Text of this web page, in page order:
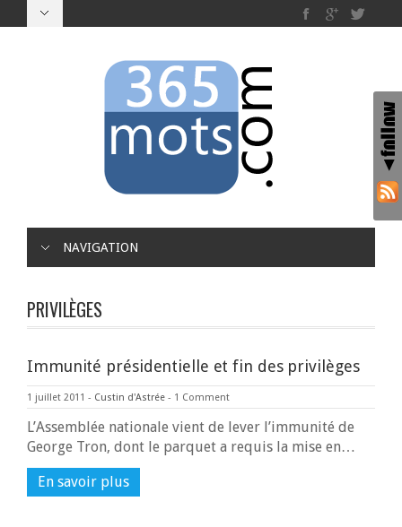
NAVIGATION
PRIVILÈGES
Immunité présidentielle et fin des privilèges
1 juillet 2011 - Custin d'Astrée - 1 Comment
L’Assemblée nationale vient de lever l’immunité de
George Tron, dont le parquet a requis la mise en…
En savoir plus